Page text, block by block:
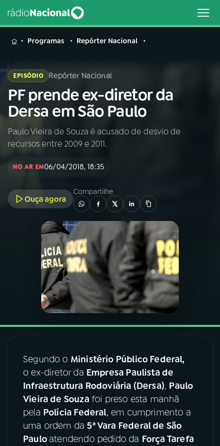
MENU
Buscar
na
Rádio
Nacional
Buscar
AO VIVO
PROGRAMAÇÃO
PROGRAMAS
PODCASTS
07ÚLTIMAS
FESTIVAL DE MÚSICA
ACOMPANHE A RÁDIO NACIONAL
Programas Repórter Nacional
EPISÓDIO Repórter Nacional
PF prende ex-diretor da
Dersa em São Paulo
Paulo Vieira de Souza é acusado de desvio de
recursos entre 2009 e 2011.
NO AR EM06/04/2018, 18:35
Ouça agora
Compartilhe
Segundo o Ministério Público Federal,
o ex-diretor da Empresa Paulista de
Infraestrutura Rodoviária (Dersa), Paulo
Vieira de Souza foi preso esta manhã
pela Polícia Federal, em cumprimento a
uma ordem da5ª Vara Federal de São
Pauloatendendo pedido da Força Tarefa